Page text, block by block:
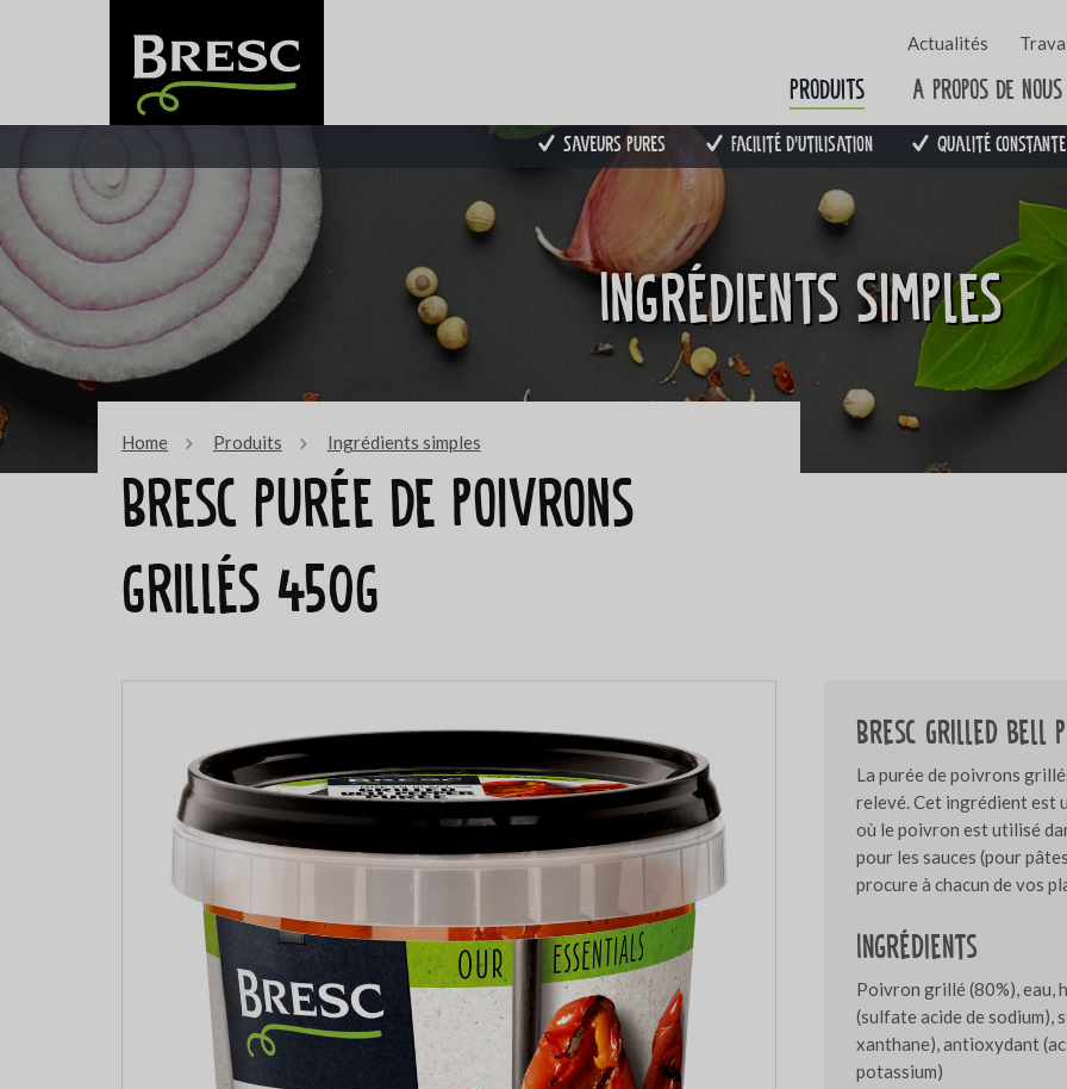
Actualités
Produits A propos de nous
Saveurs pures Facilité d'utilisation Qualité constante
Ingrédients simples
Home Produits Ingrédients simples
Bresc Purée de poivrons
grillés 450g
Bresc Grilled bell
La purée de poivrons
relevé. Cet ingrédient est
où le poivron est utilisé
pour les sauces (pour
procure à chacun de vos
Ingrédients
Poivron grillé (80%), eau,
(sulfate acide de sodium),
xanthane), antioxydant
potassium)